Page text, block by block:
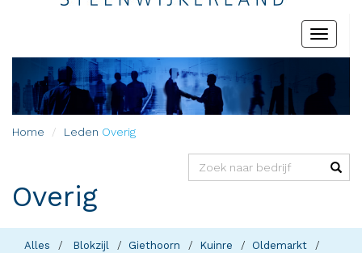
Toggle
Home Leden Overig
Overig
Alles Blokzijl Giethoorn Kuinre
Oldemarkt